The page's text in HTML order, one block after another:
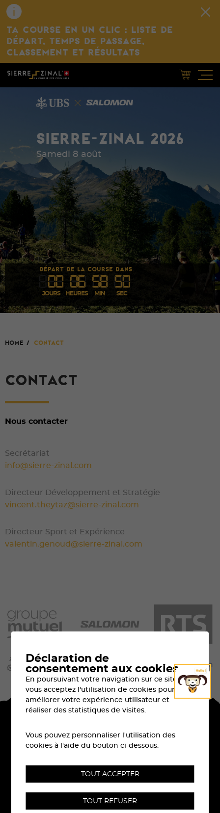
TA COURSE EN UN CLIC : LISTE DE
DÉPART, TEMPS DE PASSAGE,
CLASSEMENT ET RÉSULTATS
SIERRE-ZINAL 2026
Samedi 8 août
DÉPART DE LA COURSE DANS
00 06 58 49
JOURS HEURES MIN SEC
HOME / Contact
CONTACT
Nous contacter
Secrétariat
info@sierre-zinal.com
Directeur Développement et Stratégie
vincent.theytaz@sierre-zinal.com
Directeur Sport et Expérience
valentin.genoud@sierre-zinal.com
Rue Centrale 6
CH-3960 Sierre
Déclaration de
consentement aux cookies
En poursuivant votre navigation sur ce site,
vous acceptez l'utilisation de cookies pour
améliorer votre expérience utilisateur et
réaliser des statistiques de visites.
Vous pouvez personnaliser l'utilisation des
cookies à l'aide du bouton ci-dessous.
TOUT ACCEPTER
TOUT REFUSER